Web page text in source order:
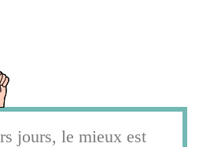
jours, le mieux est